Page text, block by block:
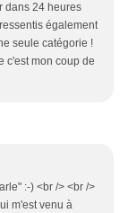
dans 24 heures
également
seule catégorie !
c'est mon coup de
:-) <br /> <br />
m'est venu à